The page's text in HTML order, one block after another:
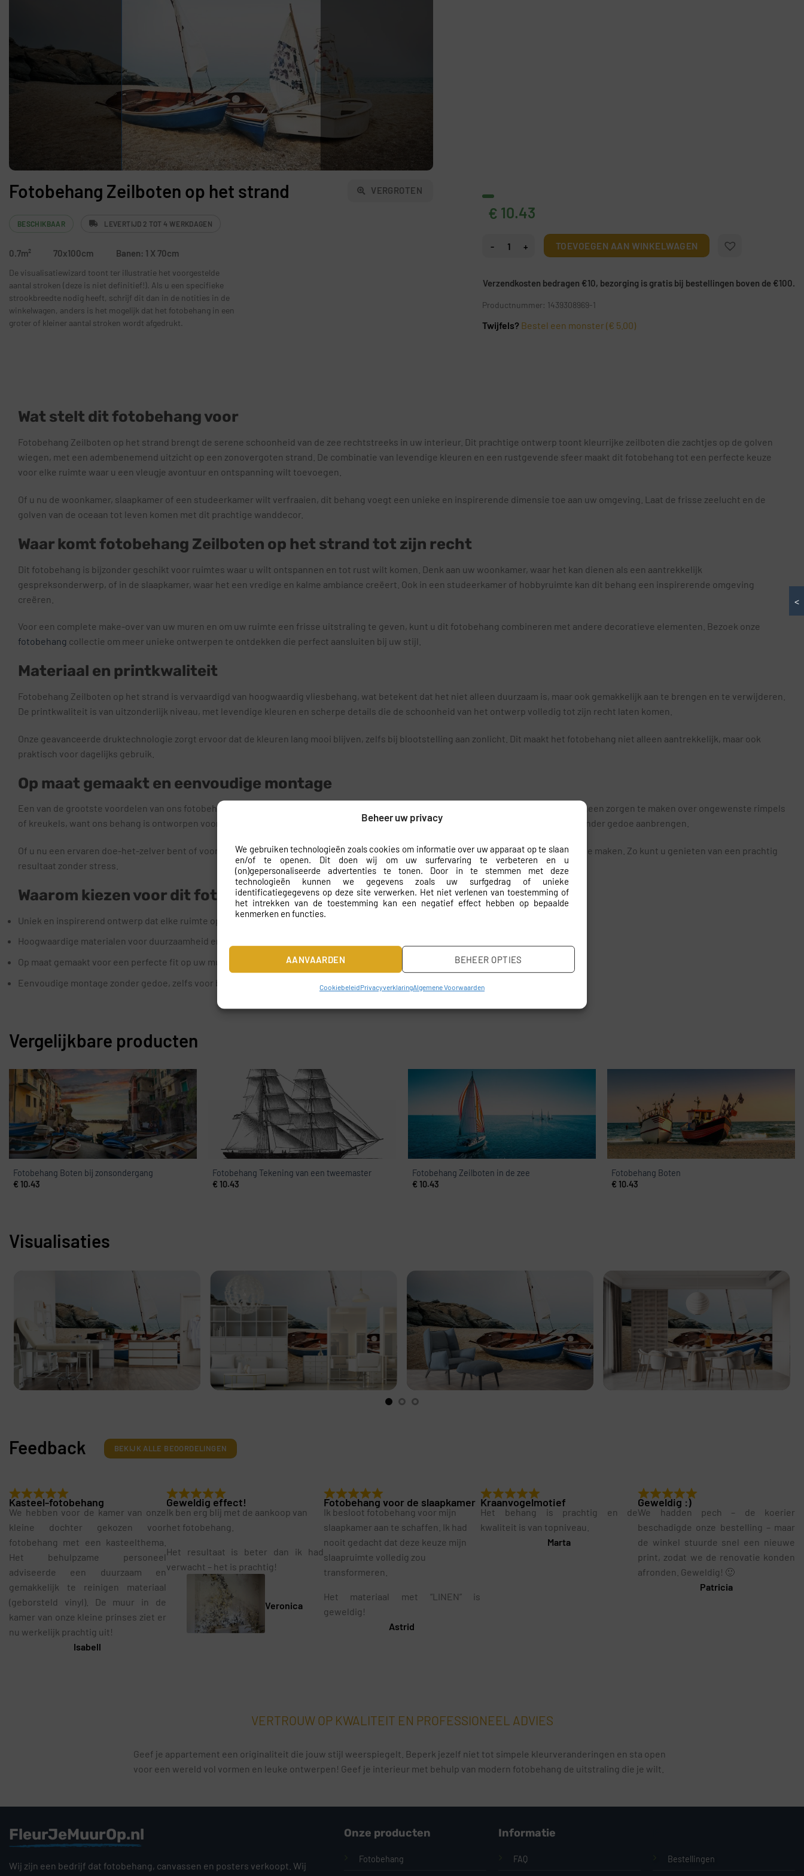
Beheer uw privacy
We gebruiken technologieën zoals cookies om informatie over uw apparaat op te slaan
en/of te openen. Dit doen wij om uw surfervaring te verbeteren en u
(on)gepersonaliseerde advertenties te tonen. Door in te stemmen met deze
technologieën kunnen we gegevens zoals uw surfgedrag of unieke
identificatiegegevens op deze site verwerken. Het niet verlenen van toestemming of
het intrekken van de toestemming kan een negatief effect hebben op bepaalde
kenmerken en functies.
AANVAARDEN BEHEER OPTIES
CookiebeleidPrivacyverklaringAlgemene Voorwaarden
Fotobehang Zeilboten op het strand VERGROTEN
BESCHIKBAAR LEVERTIJD 2 TOT 4 WERKDAGEN
0.7m² 70x100cm Banen: 1 X 70cm
De visualisatiewizard toont ter illustratie het voorgestelde
aantal stroken (deze is niet definitief!). Als u een specifieke
strookbreedte nodig heeft, schrijf dit dan in de notities in de
winkelwagen, anders is het mogelijk dat het fotobehang in een
groter of kleiner aantal stroken wordt afgedrukt.
€ 10.43
Fotobehang Zeilboten op het strand aantal
TOEVOEGEN AAN WINKELWAGEN
Verzendkosten bedragen €10, bezorging is gratis bij bestellingen boven de €100.
Productnummer: 1439308969-1
Twijfels? Bestel een monster (€ 5.00)
Wat stelt dit fotobehang voor
Fotobehang Zeilboten op het strand brengt de serene schoonheid van de zee rechtstreeks in uw interieur. Dit prachtige ontwerp toont kleurrijke zeilboten die zachtjes op de golven
wiegen, met een adembenemend uitzicht op een zonovergoten strand. De combinatie van levendige kleuren en een rustgevende sfeer maakt dit fotobehang tot een perfecte keuze
voor elke ruimte waar u een vleugje avontuur en ontspanning wilt toevoegen.
Of u nu de woonkamer, slaapkamer of een studeerkamer wilt verfraaien, dit behang voegt een unieke en inspirerende dimensie toe aan uw omgeving. Laat de frisse zeelucht en de
golven van de oceaan tot leven komen met dit prachtige wanddecor.
Waar komt fotobehang Zeilboten op het strand tot zijn recht
Dit fotobehang is bijzonder geschikt voor ruimtes waar u wilt ontspannen en tot rust wilt komen. Denk aan uw woonkamer, waar het kan dienen als een aantrekkelijk
gespreksonderwerp, of in de slaapkamer, waar het een vredige en kalme ambiance creëert. Ook in een studeerkamer of hobbyruimte kan dit behang een inspirerende omgeving
creëren.
Voor een complete make-over van uw muren en om uw ruimte een frisse uitstraling te geven, kunt u dit fotobehang combineren met andere decoratieve elementen. Bezoek onze
fotobehang collectie om meer unieke ontwerpen te ontdekken die perfect aansluiten bij uw stijl.
Materiaal en printkwaliteit
Fotobehang Zeilboten op het strand is vervaardigd van hoogwaardig vliesbehang, wat betekent dat het niet alleen duurzaam is, maar ook gemakkelijk aan te brengen en te verwijderen.
De printkwaliteit is van uitzonderlijk niveau, met levendige kleuren en scherpe details die de schoonheid van het ontwerp volledig tot zijn recht laten komen.
Onze geavanceerde druktechnologie zorgt ervoor dat de kleuren lang mooi blijven, zelfs bij blootstelling aan zonlicht. Dit maakt het fotobehang niet alleen aantrekkelijk, maar ook
praktisch voor dagelijks gebruik.
Op maat gemaakt en eenvoudige montage
Een van de grootste voordelen van ons fotobehang is dat het op maat gemaakt wordt, zodat het perfect past op uw muren. U hoeft zich geen zorgen te maken over ongewenste rimpels
of kreukels, want ons behang is ontworpen voor een eenvoudige montage. Met de bijgeleverde instructies kunt u het behang snel en zonder gedoe aanbrengen.
Of u nu een ervaren doe-het-zelver bent of voor het eerst behangt, ons fotobehang is ontworpen om het proces zo eenvoudig mogelijk te maken. Zo kunt u genieten van een prachtig
resultaat zonder stress.
Waarom kiezen voor dit fotobehang
Uniek en inspirerend ontwerp dat elke ruimte opfleurt.
Hoogwaardige materialen voor duurzaamheid en gebruiksgemak.
Op maat gemaakt voor een perfecte fit op uw muren.
Eenvoudige montage zonder gedoe, zelfs voor beginners.
Vergelijkbare producten
Fotobehang Boten bij zonsondergang
€ 10.43
Fotobehang Tekening van een tweemaster
€ 10.43
Fotobehang Zeilboten in de zee
€ 10.43
Fotobehang Boten
€ 10.43
Visualisaties
Feedback BEKIJK ALLE BEOORDELINGEN
Kasteel-fotobehang
We hebben voor de kamer van onze
kleine dochter gekozen voor
fotobehang met een kasteelthema.
Het behulpzame personeel
adviseerde een duurzaam en
gemakkelijk te reinigen materiaal
(geborsteld vinyl). De muur in de
kamer van onze kleine prinses ziet er
nu werkelijk prachtig uit!
Isabell
Geweldig effect!
Ik ben erg blij met de aankoop van
het fotobehang.
Het resultaat is beter dan ik had
verwacht – het is prachtig!
Veronica
Fotobehang voor de slaapkamer
Ik besloot fotobehang voor mijn
slaapkamer aan te schaffen. Ik had
nooit gedacht dat deze keuze mijn
slaapruimte volledig zou
transformeren.
Het materiaal met “LINEN” is
geweldig!
Astrid
Kraanvogelmotief
Het behang is prachtig en de
kwaliteit is van topniveau.
Marta
Geweldig :)
We hadden pech – de koerier
beschadigde onze bestelling – maar
de winkel stuurde snel een nieuwe
print, zodat we de renovatie konden
afronden. Geweldig! 🙂
Patricia
VERTROUW OP KWALITEIT EN PROFESSIONEEL ADVIES
Geef je appartement een originaliteit die jouw stijl weerspiegelt. Beperk jezelf niet tot simpele kleurveranderingen en sta open
voor een wereld vol vormen en leuke ontwerpen! Geef je interieur met behulp van modern fotobehang de uitstraling die je wilt.
FleurJeMuurOp.nl
Wij zijn een bedrijf dat fotobehang, canvassen en posters verkoopt. Wij
Onze producten
Fotobehang
Informatie
FAQ Bestellingen
<